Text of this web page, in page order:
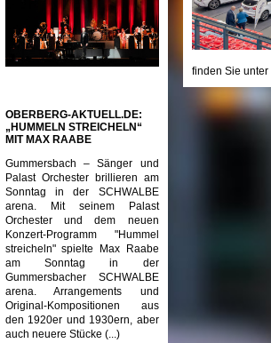
OBERBERG-AKTUELL.DE:
„HUMMELN STREICHELN“
MIT MAX RAABE
Gummersbach – Sänger und
Palast Orchester brillieren am
Sonntag in der SCHWALBE
arena. Mit seinem Palast
Orchester und dem neuen
Konzert-Programm "Hummel
streicheln" spielte Max Raabe
am Sonntag in der
Gummersbacher SCHWALBE
arena. Arrangements und
Original-Kompositionen aus
den 1920er und 1930ern, aber
auch neuere Stücke (...)
finden Sie unter